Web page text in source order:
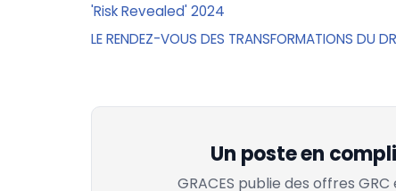
'Risk Revealed' 2024
LE RENDEZ-VOUS DES TRANSFORMATIONS DU
Un poste en
GRACES publie des offres